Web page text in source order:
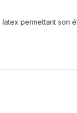
permettant son